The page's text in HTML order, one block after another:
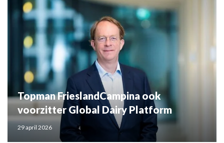
Topman FrieslandCampina ook
voorzitter Global Dairy Platform
29 april 2026